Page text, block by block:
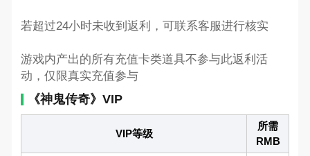
若超过24小时未收到返利，可联系客服进行核实
游戏内产出的所有充值卡类道具不参与此返利活
动，仅限真实充值参与
《神鬼传奇》VIP
VIP等级
所需
RMB